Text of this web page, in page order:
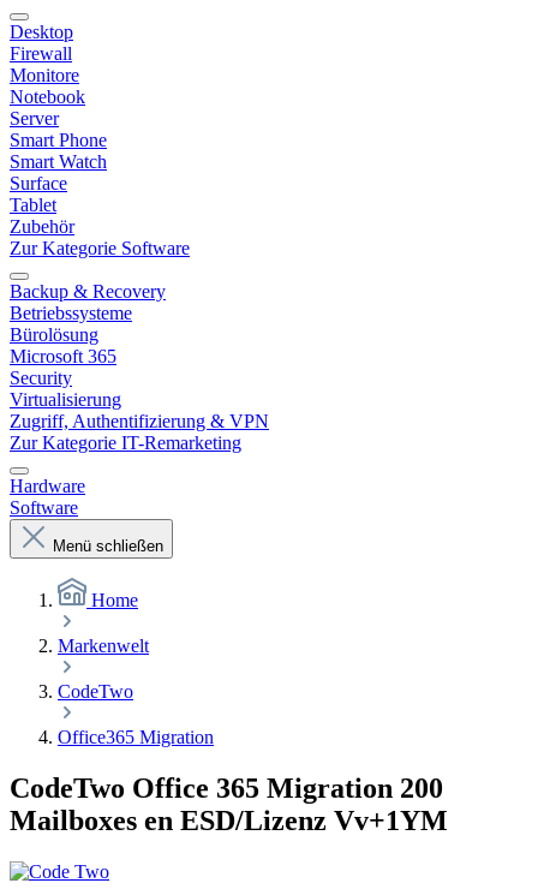
Desktop
Firewall
Monitore
Notebook
Server
Smart Phone
Smart Watch
Surface
Tablet
Zubehör
Zur Kategorie Software
Backup & Recovery
Betriebssysteme
Bürolösung
Microsoft 365
Security
Virtualisierung
Zugriff, Authentifizierung & VPN
Zur Kategorie IT-Remarketing
Hardware
Software
Menü schließen
Home
Markenwelt
CodeTwo
Office365 Migration
CodeTwo Office 365 Migration 200
Mailboxes en ESD/Lizenz Vv+1YM